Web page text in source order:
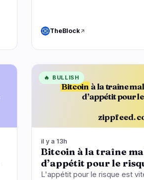
TheBlock
Bitcoin à la traîne
d’appétit pour
🔥 BULLISH
il y a 13h
Bitcoin à la traîne
d’appétit pour le
L'appétit pour le risque est